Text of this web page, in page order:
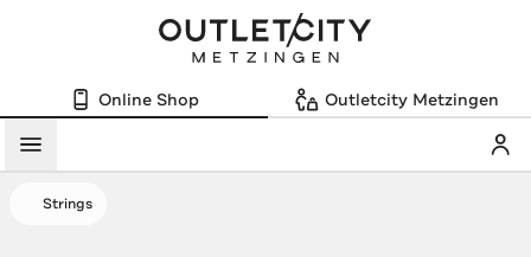
Online Shop Outletcity Metzingen
Menü
Strings